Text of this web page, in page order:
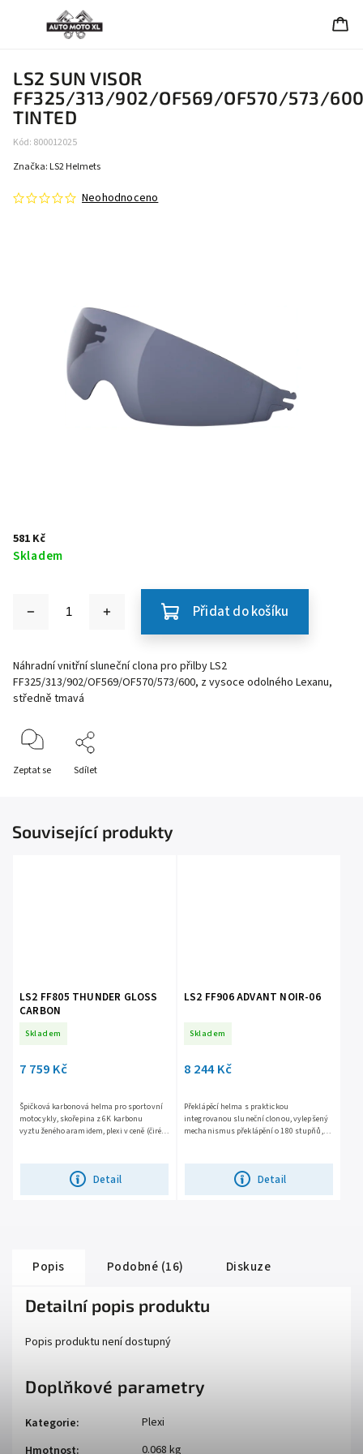
LS2 SUN VISOR
FF325/313/902/OF569/OF570/573/
TINTED
Kód: 800012025
Neohodnoceno
Značka: LS2 Helmets
581 Kč
Skladem
Přidat do košíku
Náhradní vnitřní sluneční clona pro přilby LS2
FF325/313/902/OF569/OF570/573/600, z vysoce odolného Lexanu,
středně tmavá
Zeptat se Sdílet
Související produkty
LS2 FF805 THUNDER GLOSS
CARBON
Skladem
7 759 Kč
Detail
Špičková karbonová helma pro sportovní
motocykly, skořepina z 6K karbonu
vyztuženého aramidem, plexi v ceně (čiré),
LS2 FF906 ADVANT NOIR-06
Skladem
8 244 Kč
Detail
Překlápěcí helma s praktickou
integrovanou sluneční clonou, vylepšený
mechanismus překlápění o 180 stupňů,
Popis Podobné (16) Diskuze
Detailní popis produktu
Popis produktu není dostupný
Doplňkové parametry
Kategorie:
Plexi
0.068 kg